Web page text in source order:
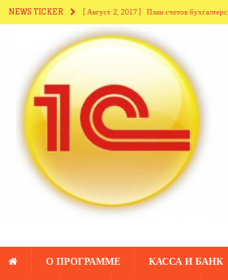
NEWS TICKER [ Август 2, 2017 ] План счетов
[ Август 2, 2017 ] Справочники раздела
Справочники из
[ Июль 28, 2017 ]
Справочник
[ Август 2, 2017 ] Справочник
О ПРОГРАММЕ КАССА И БАНК